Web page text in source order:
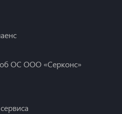
ОС ООО «Серконс»